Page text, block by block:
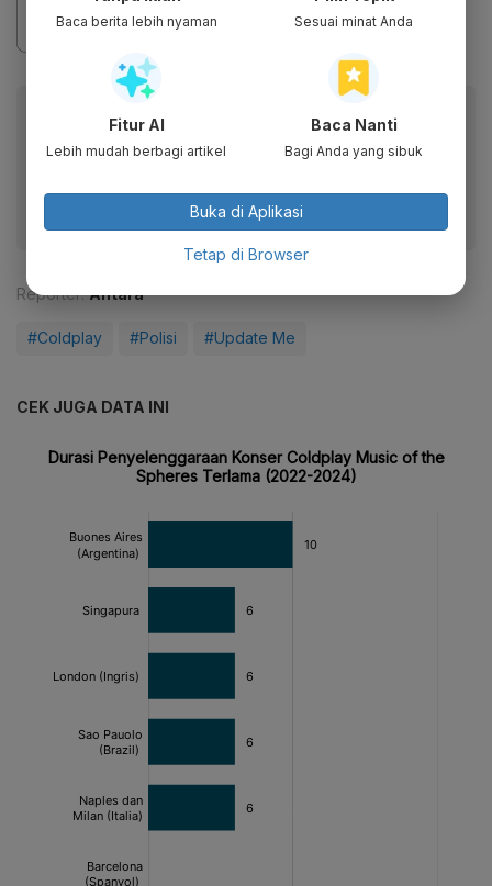
Dapatkan pengalaman membaca lebih nyaman dan nikmati
Reporter: Antara
#Coldplay #Polisi #Update Me
CEK JUGA DATA INI
Baca berita lebih nyaman Sesuai minat Anda
Fitur AI
Lebih mudah berbagi artikel
Baca Nanti
Bagi Anda yang sibuk
Buka di Aplikasi
Tetap di Browser